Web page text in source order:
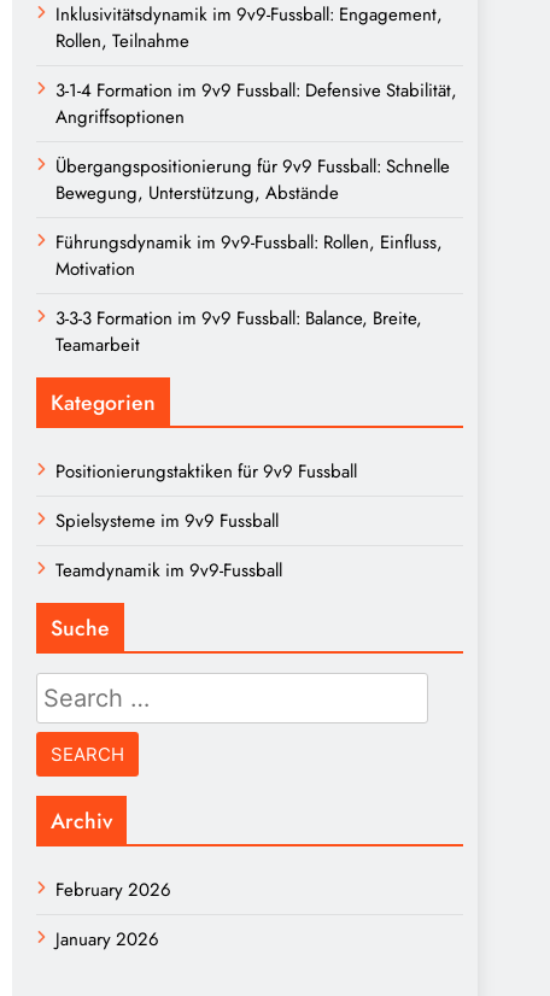
Inklusivitätsdynamik im 9v9-Fussball: Engagement,
Rollen, Teilnahme
3-1-4 Formation im 9v9 Fussball: Defensive Stabilität,
Angriffsoptionen
Übergangspositionierung für 9v9 Fussball: Schnelle
Bewegung, Unterstützung, Abstände
Führungsdynamik im 9v9-Fussball: Rollen, Einfluss,
Motivation
3-3-3 Formation im 9v9 Fussball: Balance, Breite,
Teamarbeit
Kategorien
Positionierungstaktiken für 9v9 Fussball
Spielsysteme im 9v9 Fussball
Teamdynamik im 9v9-Fussball
Suche
Search
for:
Archiv
February 2026
January 2026